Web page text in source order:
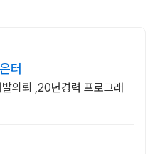
터
의뢰 ,20년경력 프로그래